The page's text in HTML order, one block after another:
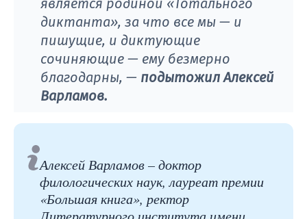
диктанта», за что все мы — и
пишущие, и диктующие
сочиняющие — ему безмерно
благодарны, — подытожил Алексей
Варламов.
Алексей Варламов – доктор
филологических наук, лауреат премии
«Большая книга», ректор
Литературного института имени